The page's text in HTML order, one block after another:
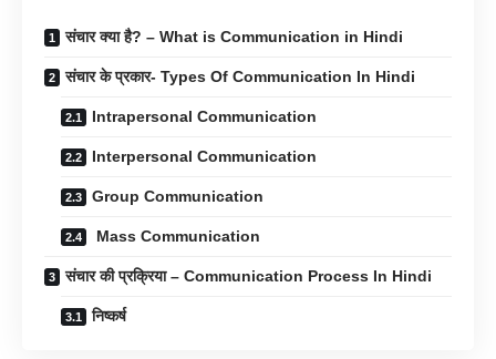
संचार क्या है? – What is Communication in Hindi
संचार के प्रकार- Types Of Communication In Hindi
Intrapersonal Communication
Interpersonal Communication
Group Communication
Mass Communication
संचार की प्रक्रिया – Communication Process In Hindi
निष्कर्ष